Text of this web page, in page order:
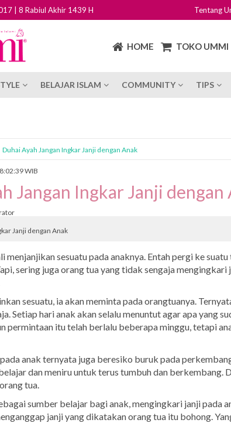
| 8 Rabiul Akhir 1439 H Tentang
HOME TOKO UMMI
BELAJAR ISLAM COMMUNITY TIPS
Duhai Ayah Jangan Ingkar Janji dengan Anak
WIB
Jangan Ingkar Janji dengan
Janji dengan Anak
menjanjikan sesuatu pada anaknya. Entah pergi ke
sering juga orang tua yang tidak sengaja
sesuatu, ia akan meminta pada orangtuanya.
Setiap hari anak akan selalu menuntut agar apa yang
permintaan itu telah berlalu beberapa minggu, tetapi
anak ternyata juga beresiko buruk pada
dan meniru untuk terus tumbuh dan berkembang.
tua.
sumber belajar bagi anak, mengingkari janji pada
janji yang dikatakan orang tua itu bohong.